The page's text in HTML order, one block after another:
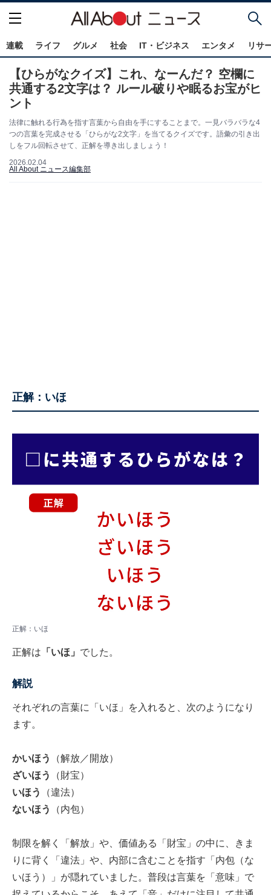
連載 ライフ グルメ 社会 IT・ビジネス エンタメ リサ
【ひらがなクイズ】これ、なーんだ？ 空欄に
共通する2文字は？ ルール破りや眠るお宝がヒ
ント
法律に触れる行為を指す言葉から自由を手にすることまで。一見バラバラな4
つの言葉を完成させる「ひらがな2文字」を当てるクイズです。語彙の引き出
しをフル回転させて、正解を導き出しましょう！
2026.02.04
All About ニュース編集部
正解：いほ
正解：いほ
正解は 「いほ」 でした。
解説
それぞれの言葉に「いほ」を入れると、次のようになり
ます。
かいほう
（解放／開放）
ざいほう
（財宝）
いほう
（違法）
ないほう
（内包）
制限を解く「解放」や、価値ある「財宝」の中に、きま
りに背く「違法」や、内部に含むことを指す「内包（な
いほう）」が隠れていました。普段は言葉を「意味」で